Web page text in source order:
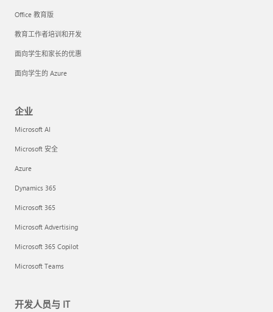
Office 教育版
教育工作者培训和开发
面向学生和家长的优惠
面向学生的 Azure
企业
Microsoft AI
Microsoft 安全
Azure
Dynamics 365
Microsoft 365
Microsoft Advertising
Microsoft 365 Copilot
Microsoft Teams
开发人员与 IT